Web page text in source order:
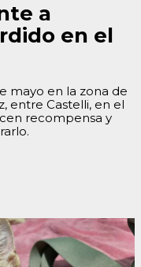
a
en el
mayo en la zona de
entre Castelli, en el
recompensa y